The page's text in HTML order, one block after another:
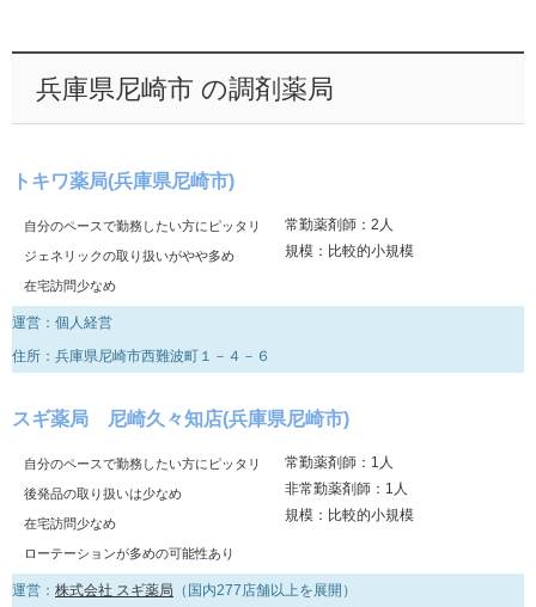
兵庫県尼崎市 の調剤薬局
トキワ薬局(兵庫県尼崎市)
自分のペースで勤務したい方にピッタリ
ジェネリックの取り扱いがやや多め
在宅訪問少なめ
常勤薬剤師：2人
規模：比較的小規模
運営：個人経営
住所：兵庫県尼崎市西難波町１－４－６
スギ薬局 尼崎久々知店(兵庫県尼崎市)
自分のペースで勤務したい方にピッタリ
後発品の取り扱いは少なめ
在宅訪問少なめ
ローテーションが多めの可能性あり
常勤薬剤師：1人
非常勤薬剤師：1人
規模：比較的小規模
運営： 株式会社 スギ薬局 （国内277店舗以上を展開）